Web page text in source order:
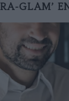
GLAM’